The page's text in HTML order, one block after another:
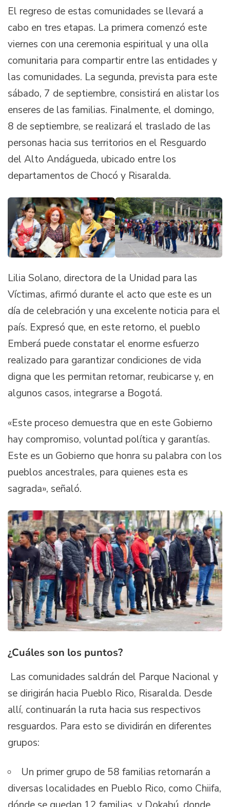
El regreso de estas comunidades se llevará a
cabo en tres etapas. La primera comenzó este
viernes con una ceremonia espiritual y una olla
comunitaria para compartir entre las entidades y
las comunidades. La segunda, prevista para este
sábado, 7 de septiembre, consistirá en alistar los
enseres de las familias. Finalmente, el domingo,
8 de septiembre, se realizará el traslado de las
personas hacia sus territorios en el Resguardo
del Alto Andágueda, ubicado entre los
departamentos de Chocó y Risaralda.
Lilia Solano, directora de la Unidad para las
Víctimas, afirmó durante el acto que este es un
día de celebración y una excelente noticia para el
país. Expresó que, en este retorno, el pueblo
Emberá puede constatar el enorme esfuerzo
realizado para garantizar condiciones de vida
digna que les permitan retornar, reubicarse y, en
algunos casos, integrarse a Bogotá.
«Este proceso demuestra que en este Gobierno
hay compromiso, voluntad política y garantías.
Este es un Gobierno que honra su palabra con los
pueblos ancestrales, para quienes esta es
sagrada», señaló.
¿Cuáles son los puntos?
Las comunidades saldrán del Parque Nacional y
se dirigirán hacia Pueblo Rico, Risaralda. Desde
allí, continuarán la ruta hacia sus respectivos
resguardos. Para esto se dividirán en diferentes
grupos:
Un primer grupo de 58 familias retornarán a
diversas localidades en Pueblo Rico, como Chiifa,